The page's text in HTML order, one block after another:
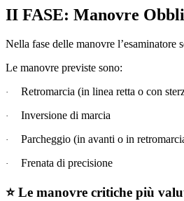
II FASE: Manovre
Nella fase delle manovre l’esaminatore
Le manovre previste sono:
· Retromarcia (in linea retta o con
· Inversione di marcia
· Parcheggio (in avanti o in
· Frenata di precisione
⭐Le manovre critiche più